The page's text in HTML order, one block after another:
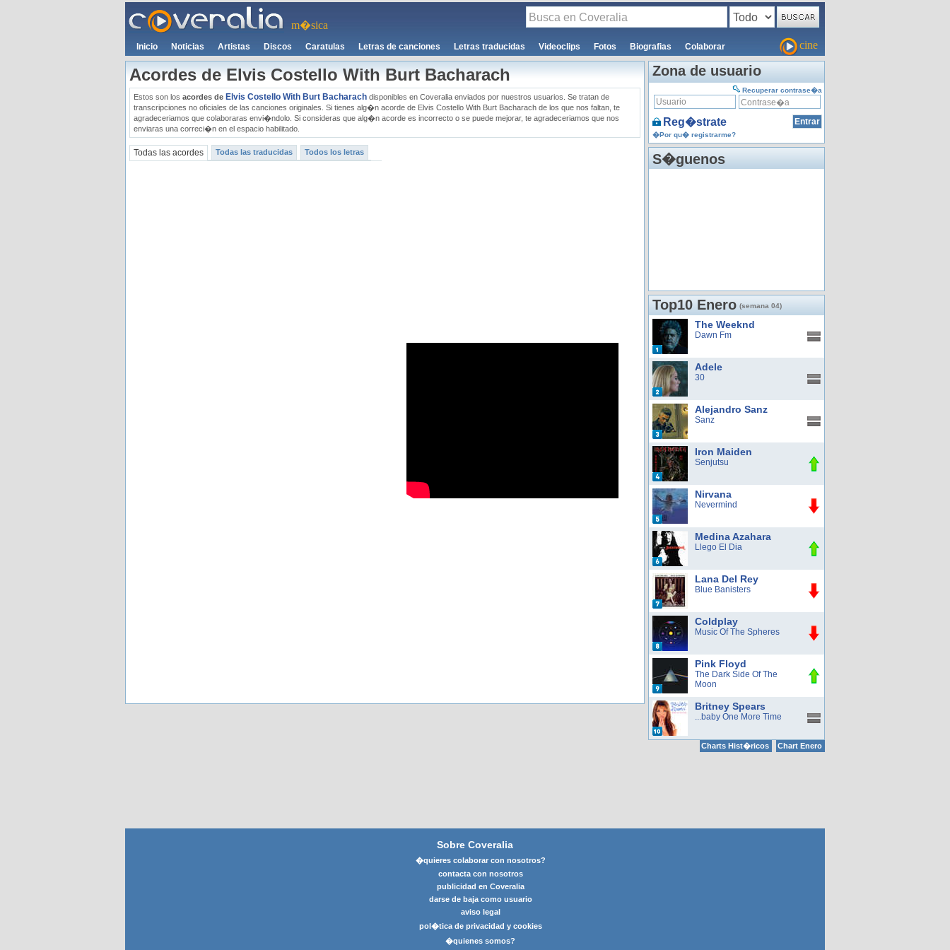
m�sica
Inicio Noticias Artistas Discos Caratulas Letras de canciones Letras traducidas Videoclips Fotos Biografias Colaborar cine
Acordes de Elvis Costello With Burt Bacharach
Estos son los acordes de Elvis Costello With Burt Bacharach disponibles en Coveralia enviados por nuestros usuarios. Se tratan de
transcripciones no oficiales de las canciones originales. Si tienes alg�n acorde de Elvis Costello With Burt Bacharach de los que nos faltan, te
agradeceriamos que colaboraras envi�ndolo. Si consideras que alg�n acorde es incorrecto o se puede mejorar, te agradeceriamos que nos
enviaras una correci�n en el espacio habilitado.
Todas las acordes Todas las traducidas Todos los letras
Zona de usuario
Recuperar contrase�a
Reg�strate
�Por qu� registrarme?
S�guenos
Top10 Enero (semana 04)
The Weeknd
Dawn Fm
Adele
30
Alejandro Sanz
Sanz
Iron Maiden
Senjutsu
Nirvana
Nevermind
Medina Azahara
Llego El Dia
Lana Del Rey
Blue Banisters
Coldplay
Music Of The Spheres
Pink Floyd
The Dark Side Of The
Moon
Britney Spears
...baby One More Time
Charts Hist�ricos Chart Enero
Sobre Coveralia
�quieres colaborar con nosotros?
contacta con nosotros
publicidad en Coveralia
darse de baja como usuario
aviso legal
pol�tica de privacidad y cookies
�quienes somos?